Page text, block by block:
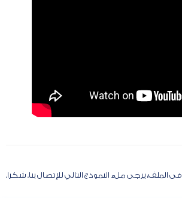
الملف، يرجى ملء النموذج التالي للإتصال بنا. شكرا.